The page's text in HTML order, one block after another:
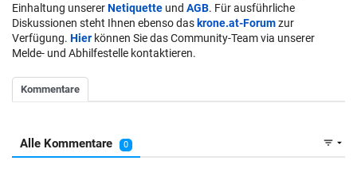
Einhaltung unsererNetiquette und AGB. Für ausführliche
Diskussionen steht Ihnen ebenso das krone.at-Forumzur
Verfügung. Hier können Sie das Community-Team via unserer
Melde- und Abhilfestelle kontaktieren.